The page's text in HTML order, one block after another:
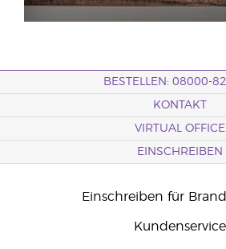
BESTELLEN: 08000-
KONTAKT
VIRTUAL OFFICE
EINSCHREIBEN
Einschreiben für
Kundenservice